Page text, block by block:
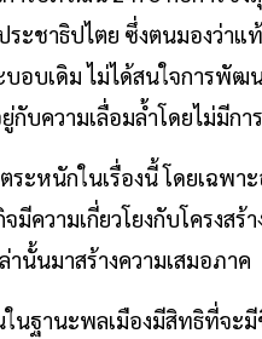
ะชาธิปไตย ซึ่งตนมองว่าแ
อบเดิม ไม่ได้สนใจการพัฒ
บความเลื่อมล้ำโดยไม่มีกา
ะหนักในเรื่องนี้ โดยเฉพาะ
ความเกี่ยวโยงกับโครงสร้
นั้นมาสร้างความเสมอภาค
ฐานะพลเมืองมีสิทธิที่จะมี